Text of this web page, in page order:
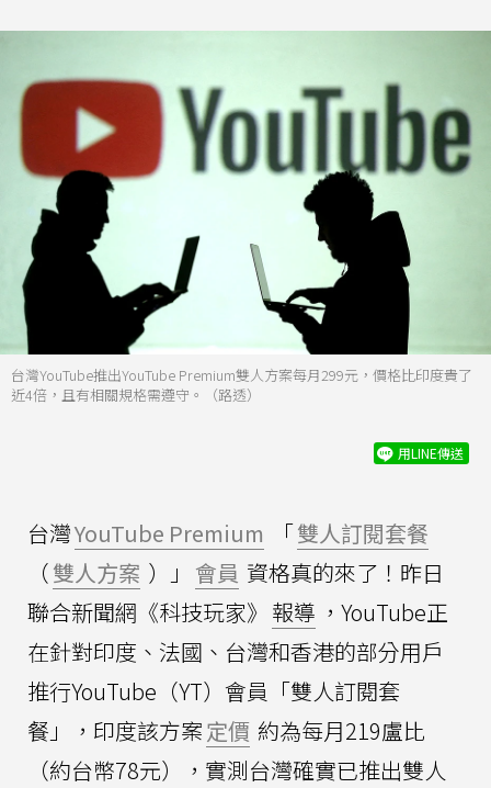
台灣YouTube推出YouTube Premium雙人方案每月299元，價格比印度貴了
近4倍，且有相關規格需遵守。（路透）
用LINE傳送
台灣YouTube Premium 「雙人訂閱套餐
（雙人方案 ）」 會員 資格真的來了！昨日
聯合新聞網《科技玩家》 報導 ，YouTube正
在針對印度、法國、台灣和香港的部分用戶
推行YouTube（YT）會員「雙人訂閱套
餐」，印度該方案定價 約為每月219盧比
（約台幣78元），實測台灣確實已推出雙人